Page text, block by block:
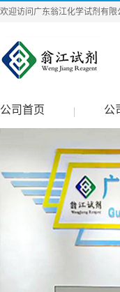
欢迎访问广东翁江化学试剂有限
公司首页 公